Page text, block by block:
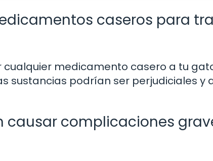
caseros para
medicamento casero a tu
sustancias podrían ser perjudiciales y
causar complicaciones